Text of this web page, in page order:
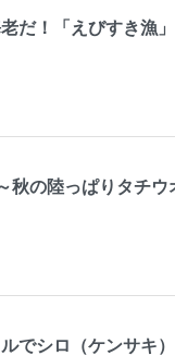
だ！「えびすき漁
秋の陸っぱりタチウ
でシロ（ケンサキ